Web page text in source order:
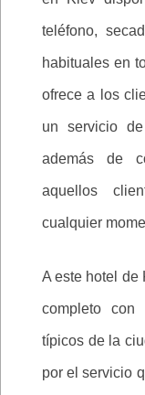
teléfono,
habituales en
ofrece a los
un servicio
además de
aquellos
cualquier
A este hotel de
completo
típicos de la
por el servicio